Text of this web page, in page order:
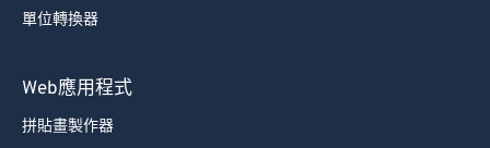
單位轉換器
Web應用程式
拼貼畫製作器